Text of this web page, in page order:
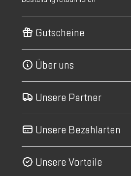
Gutscheine
Über uns
Unsere Partner
Unsere Bezahlarten
Unsere Vorteile